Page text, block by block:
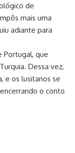
de
mais uma
adiante para
Portugal, que
Dessa vez,
e os lusitanos se
o conto